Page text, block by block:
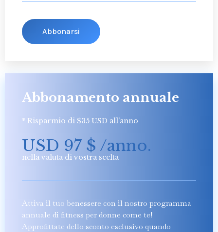
Abbonarsi
Abbonamento annuale
* Risparmio di $35 USD all'anno
USD 97 $ /anno.
nella valuta di vostra scelta
Attiva il tuo benessere con il nostro programma
annuale di fitness per donne come te!
Approfittate dello sconto esclusivo quando